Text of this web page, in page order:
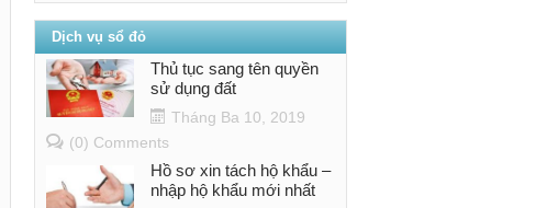
Dịch vụ sổ đỏ
Thủ tục sang tên quyền
sử dụng đất
Tháng Ba 10, 2019
(0) Comments
Hồ sơ xin tách hộ khẩu –
nhập hộ khẩu mới nhất